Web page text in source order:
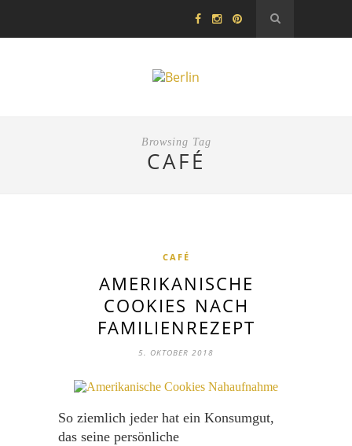
Browsing Tag
CAFÉ
CAFÉ
AMERIKANISCHE
COOKIES NACH
FAMILIENREZEPT
5. OKTOBER 2018
So ziemlich jeder hat ein Konsumgut,
das seine persönliche